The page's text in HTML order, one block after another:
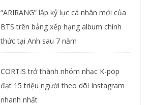
“ARIRANG” lập kỷ lục cá nhân mới của
BTS trên bảng xếp hạng album chính
thức tại Anh sau 7 năm
CORTIS trở thành nhóm nhạc K-pop
đạt 15 triệu người theo dõi Instagram
nhanh nhất